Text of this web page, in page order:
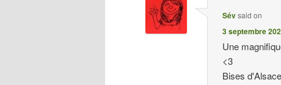
Sévsaid on
3 septembre
Une
<3
Bises